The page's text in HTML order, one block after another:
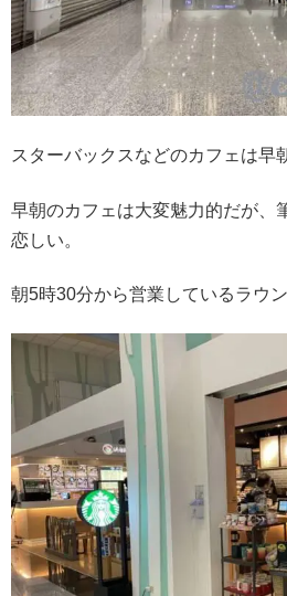
スターバックスなどのカフェは早
早朝のカフェは大変魅力的だが、
恋しい。
朝5時30分から営業しているラウン